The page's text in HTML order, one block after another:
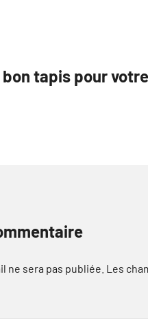
tapis pour votre
ne sera pas publiée. Les